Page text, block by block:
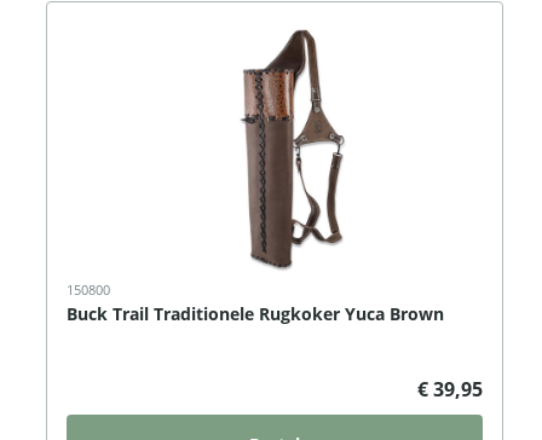
150800
Buck Trail Traditionele Rugkoker Yuca Brown
€ 39,95